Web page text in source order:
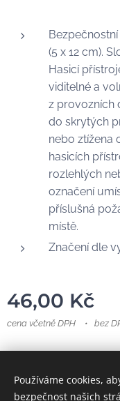
(5 x 12 cm).
Hasicí
viditelné a
z provozních
do skrytých
nebo ztížena
hasicích
rozlehlých
označení
příslušná
místě.
Značení dle
46,00 Kč
cena včetně DPH bez
Používáme cookies,
bezpečnost našich